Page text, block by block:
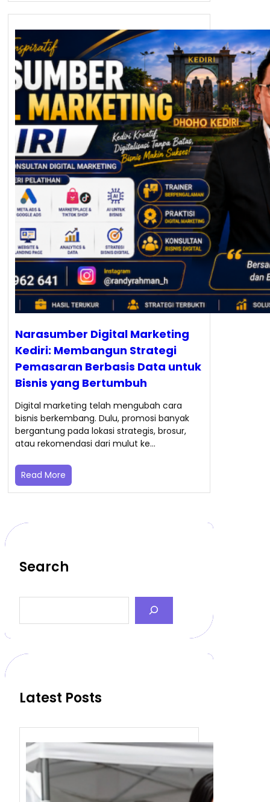
Narasumber Digital Marketing
Kediri: Membangun Strategi
Pemasaran Berbasis Data untuk
Bisnis yang Bertumbuh
Digital marketing telah mengubah cara
bisnis berkembang. Dulu, promosi banyak
bergantung pada lokasi strategis, brosur,
atau rekomendasi dari mulut ke…
Read More
Search
a
c
Latest Posts